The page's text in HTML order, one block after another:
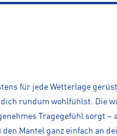
für jede Wetterlage
rundum wohlfühlst. Die
Tragegefühl sorgt
Mantel ganz einfach an